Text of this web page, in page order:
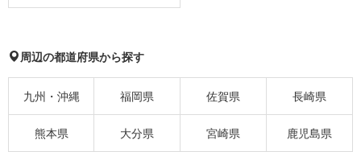
周辺の都道府県から探す
九州・沖縄 福岡県 佐賀県 長崎県
熊本県 大分県 宮崎県 鹿児島県